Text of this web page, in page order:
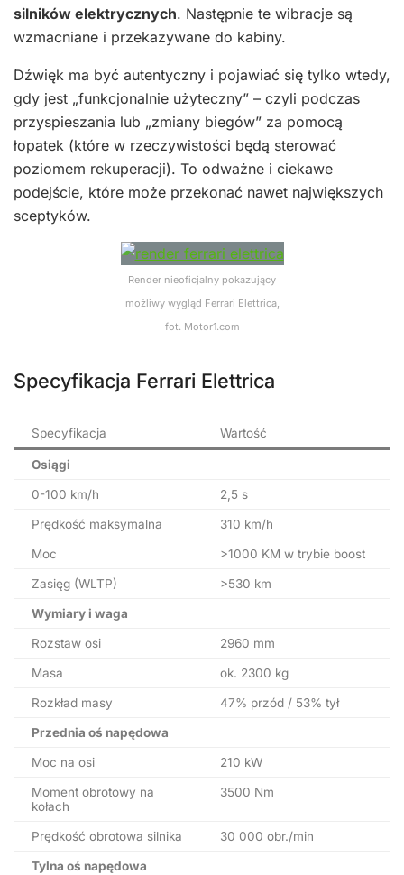
silników elektrycznych. Następnie te wibracje są
wzmacniane i przekazywane do kabiny.
Dźwięk ma być autentyczny i pojawiać się tylko wtedy,
gdy jest „funkcjonalnie użyteczny” – czyli podczas
przyspieszania lub „zmiany biegów” za pomocą
łopatek (które w rzeczywistości będą sterować
poziomem rekuperacji). To odważne i ciekawe
podejście, które może przekonać nawet największych
sceptyków.
Render nieoficjalny pokazujący
możliwy wygląd Ferrari Elettrica,
fot. Motor1.com
Specyfikacja Ferrari Elettrica
Specyfikacja Wartość
Osiągi
0-100 km/h 2,5 s
Prędkość maksymalna 310 km/h
Moc >1000 KM w trybie boost
Zasięg (WLTP) >530 km
Wymiary i waga
Rozstaw osi 2960 mm
Masa ok. 2300 kg
Rozkład masy 47% przód / 53% tył
Przednia oś napędowa
Moc na osi 210 kW
Moment obrotowy na
kołach
3500 Nm
Prędkość obrotowa silnika 30 000 obr./min
Tylna oś napędowa